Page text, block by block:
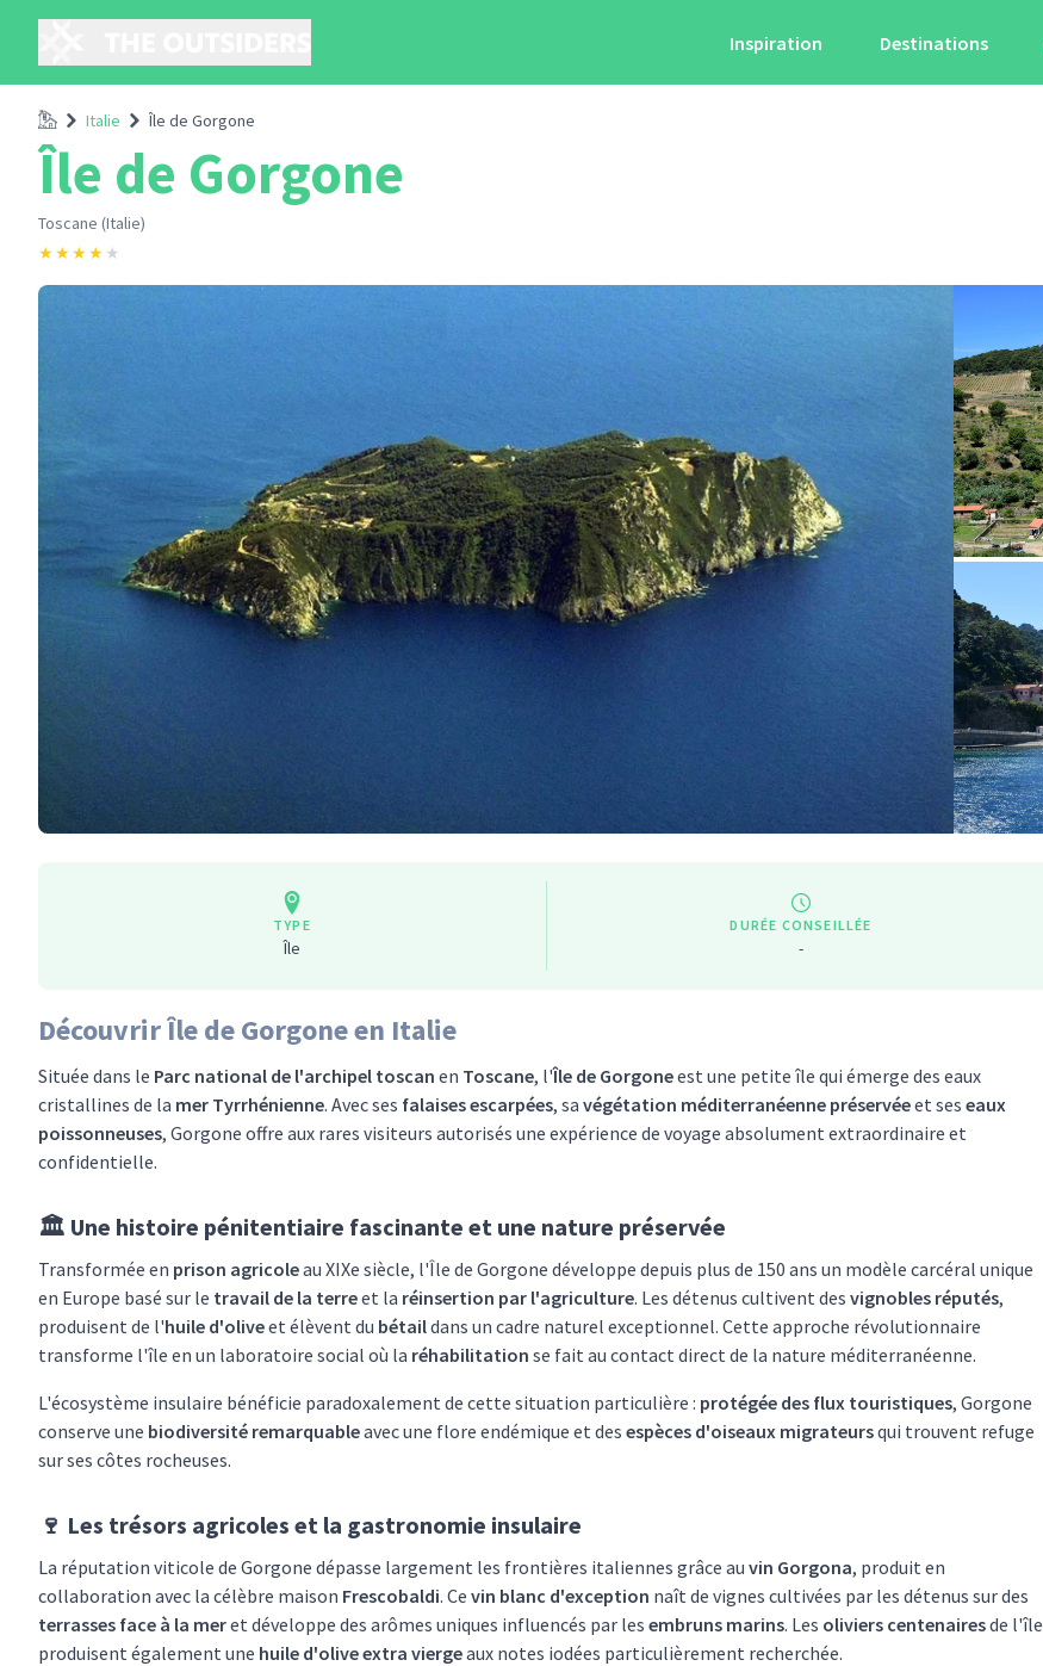
Inspiration Destinations
Accueil
Italie Île de Gorgone
Île de Gorgone
Toscane (Italie)
★★★★ ★
TYPE
Île
DURÉE CONSEILLÉE
-
Découvrir Île de Gorgone en Italie
Située dans le Parc national de l'archipel toscan en Toscane, l'Île de Gorgoneest une petite île qui émerge des eaux
cristallines de la mer Tyrrhénienne. Avec ses falaises escarpées, sa végétation méditerranéenne préservéeet ses eaux
poissonneuses, Gorgone offre aux rares visiteurs autorisés une expérience de voyage absolument extraordinaire et
confidentielle.
🏛️ Une histoire pénitentiaire fascinante et une nature préservée
Transformée en prison agricoleau XIXe siècle, l'Île de Gorgone développe depuis plus de 150 ans un modèle carcéral unique
en Europe basé sur le travail de la terreet la réinsertion par l'agriculture. Les détenus cultivent des vignobles réputés,
produisent de l'huile d'oliveet élèvent du bétaildans un cadre naturel exceptionnel. Cette approche révolutionnaire
transforme l'île en un laboratoire social où la réhabilitation se fait au contact direct de la nature méditerranéenne.
L'écosystème insulaire bénéficie paradoxalement de cette situation particulière : protégée des flux touristiques, Gorgone
conserve une biodiversité remarquableavec une flore endémique et des espèces d'oiseaux migrateursqui trouvent refuge
sur ses côtes rocheuses.
🍷 Les trésors agricoles et la gastronomie insulaire
La réputation viticole de Gorgone dépasse largement les frontières italiennes grâce au vin Gorgona, produit en
collaboration avec la célèbre maison Frescobaldi. Ce vin blanc d'exception naît de vignes cultivées par les détenus sur des
terrasses face à la meret développe des arômes uniques influencés par les embruns marins. Les oliviers centenairesde l'île
produisent également une huile d'olive extra viergeaux notes iodées particulièrement recherchée.